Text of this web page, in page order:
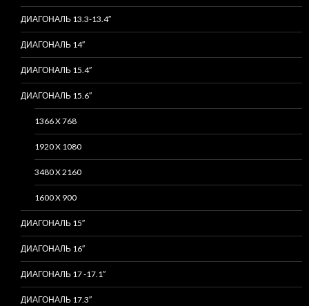
ДИАГОНАЛЬ 13.3-13.4″
ДИАГОНАЛЬ 14″
ДИАГОНАЛЬ 15.4″
ДИАГОНАЛЬ 15.6″
1366 X 768
1920 X 1080
3480 X 2160
1600 X 900
ДИАГОНАЛЬ 15″
ДИАГОНАЛЬ 16″
ДИАГОНАЛЬ 17 -17.1″
ДИАГОНАЛЬ 17.3″